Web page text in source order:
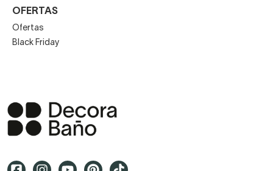
OFERTAS
Ofertas
Black Friday